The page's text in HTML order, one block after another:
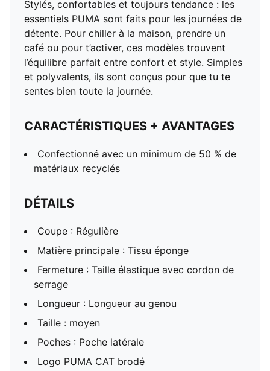
Stylés, confortables et toujours tendance : les
essentiels PUMA sont faits pour les journées de
détente. Pour chiller à la maison, prendre un
café ou pour t’activer, ces modèles trouvent
l’équilibre parfait entre confort et style. Simples
et polyvalents, ils sont conçus pour que tu te
sentes bien toute la journée.
CARACTÉRISTIQUES + AVANTAGES
Confectionné avec un minimum de 50 % de
matériaux recyclés
DÉTAILS
Coupe : Régulière
Matière principale : Tissu éponge
Fermeture : Taille élastique avec cordon de
serrage
Longueur : Longueur au genou
Taille : moyen
Poches : Poche latérale
Logo PUMA CAT brodé